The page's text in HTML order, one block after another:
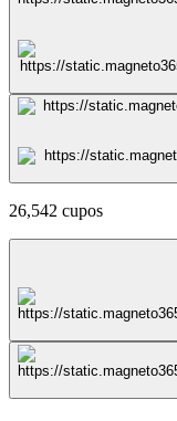
26,542 cupos